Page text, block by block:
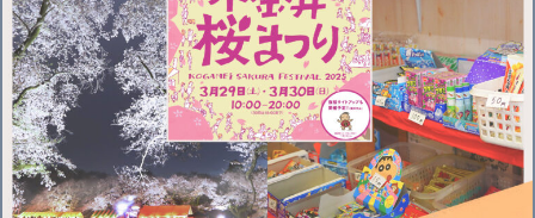
絵本
コーヒー カフェ ヴィンテージ
骨董市
木工チャレンジ
ビール
グルメ
ビールフェスティバル
クラフトビール
カーブーツ
中央線コーヒーフェスティバル
レトロ
通信
はじまるしぇ
パン デザート ケーキ
ジャズ
阿佐谷 カレーなる戦い
中央線パンまつり
高円寺フェス
カレー NTT技術史料館
謎解き
ファミリー向け
ファミリーイベント
武蔵境